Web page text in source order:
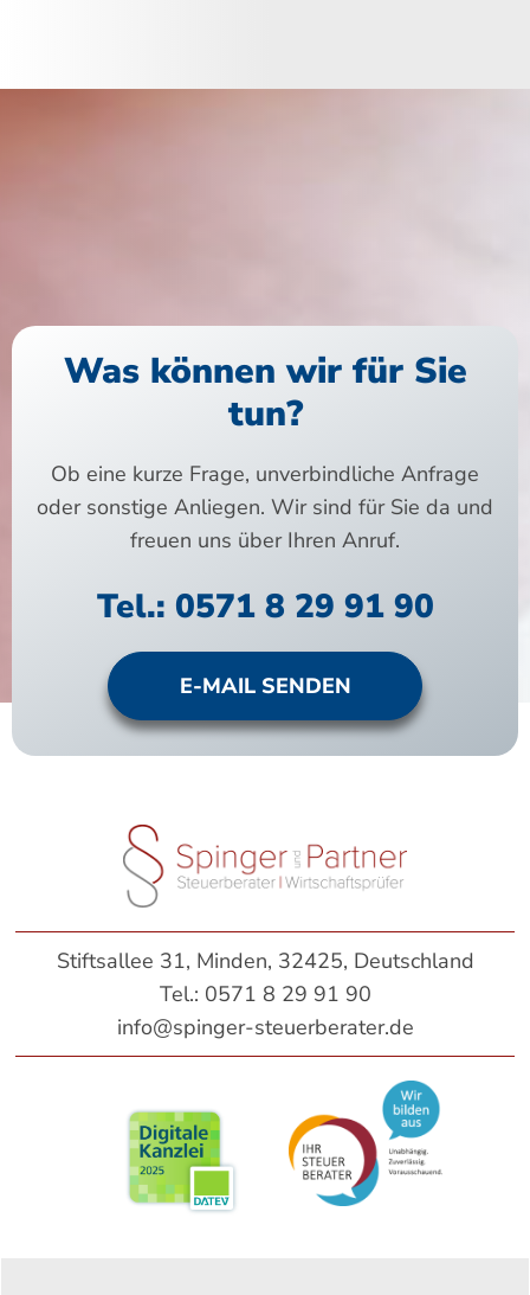
Was können wir für Sie
tun?
Ob eine kurze Frage, unverbindliche Anfrage
oder sonstige Anliegen. Wir sind für Sie da und
freuen uns über Ihren Anruf.
Tel.: 0571 8 29 91 90
E-MAIL SENDEN
Stiftsallee 31, Minden, 32425, Deutschland
Tel.: 0571 8 29 91 90
info@spinger-steuerberater.de